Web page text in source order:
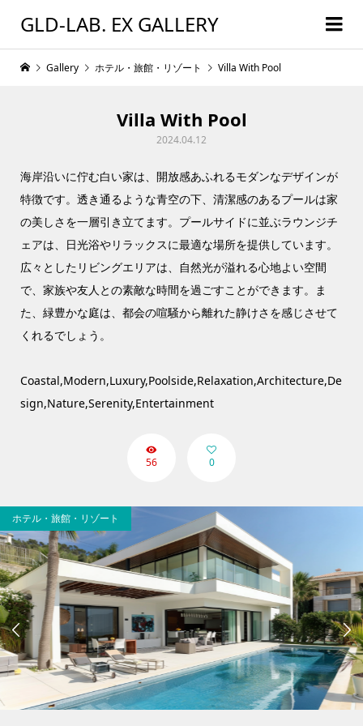
GLD-LAB. EX GALLERY
Gallery ホテル・旅館・リゾート Villa With Pool
Villa With Pool
2024.04.12
海岸沿いに佇む白い家は、開放感あふれるモダンなデザインが
特徴です。透き通るような青空の下、清潔感のあるプールは家
の美しさを一層引き立てます。プールサイドに並ぶラウンジチ
ェアは、日光浴やリラックスに最適な場所を提供しています。
広々としたリビングエリアは、自然光が溢れる心地よい空間
で、家族や友人との素敵な時間を過ごすことができます。ま
た、緑豊かな庭は、都会の喧騒から離れた静けさを感じさせて
くれるでしょう。
Coastal,Modern,Luxury,Poolside,Relaxation,Architecture,De
sign,Nature,Serenity,Entertainment
56 0

ホテル・旅館・リゾート
